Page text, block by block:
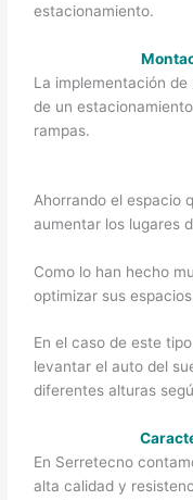
estacionamiento.
La implementación
de un
rampas.
Ahorrando el espacio
aumentar los lugares
Como lo han hecho
optimizar sus
En el caso de este
levantar el auto del
diferentes alturas
En Serretecno
alta calidad y